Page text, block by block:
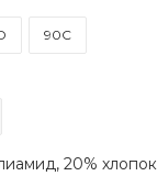
90C
20%